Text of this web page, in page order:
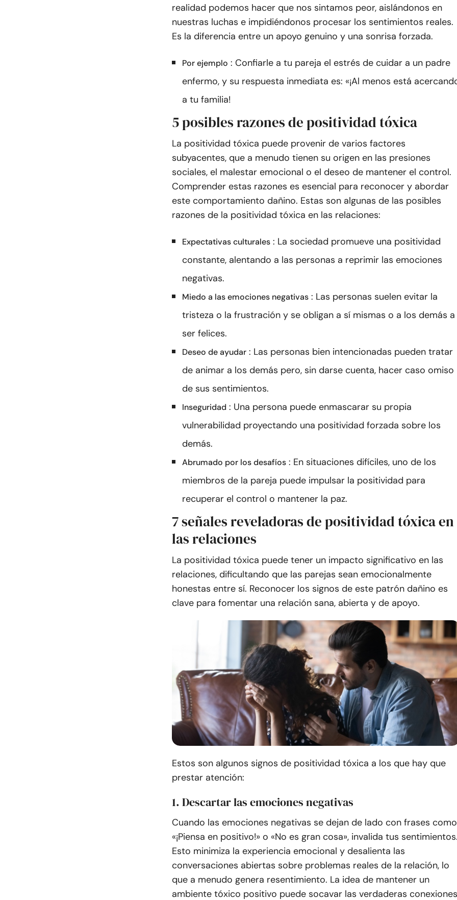
realidad podemos hacer que nos sintamos peor, aislándonos en
nuestras luchas e impidiéndonos procesar los sentimientos reales.
Es la diferencia entre un apoyo genuino y una sonrisa forzada.
Por ejemplo : Confiarle a tu pareja el estrés de cuidar a un padre
enfermo, y su respuesta inmediata es: «¡Al menos está
a tu familia!
5 posibles razones de positividad tóxica
La positividad tóxica puede provenir de varios factores
subyacentes, que a menudo tienen su origen en las presiones
sociales, el malestar emocional o el deseo de mantener el control.
Comprender estas razones es esencial para reconocer y abordar
este comportamiento dañino. Estas son algunas de las posibles
razones de la positividad tóxica en las relaciones:
Expectativas culturales : La sociedad promueve una positividad
constante, alentando a las personas a reprimir las emociones
negativas.
Miedo a las emociones negativas : Las personas suelen evitar la
tristeza o la frustración y se obligan a sí mismas o a los demás a
ser felices.
Deseo de ayudar : Las personas bien intencionadas pueden tratar
de animar a los demás pero, sin darse cuenta, hacer caso omiso
de sus sentimientos.
Inseguridad : Una persona puede enmascarar su propia
vulnerabilidad proyectando una positividad forzada sobre los
demás.
Abrumado por los desafíos : En situaciones difíciles, uno de los
miembros de la pareja puede impulsar la positividad para
recuperar el control o mantener la paz.
7 señales reveladoras de positividad tóxica en
las relaciones
La positividad tóxica puede tener un impacto significativo en las
relaciones, dificultando que las parejas sean emocionalmente
honestas entre sí. Reconocer los signos de este patrón dañino es
clave para fomentar una relación sana, abierta y de apoyo.
Estos son algunos signos de positividad tóxica a los que hay que
prestar atención:
1. Descartar las emociones negativas
Cuando las emociones negativas se dejan de lado con frases
«¡Piensa en positivo!» o «No es gran cosa», invalida tus
Esto minimiza la experiencia emocional y desalienta las
conversaciones abiertas sobre problemas reales de la relación, lo
que a menudo genera resentimiento. La idea de mantener un
ambiente tóxico positivo puede socavar las verdaderas conexiones